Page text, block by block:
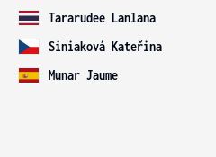
Tararudee Lanlana
Siniaková Kateřina
Munar Jaume